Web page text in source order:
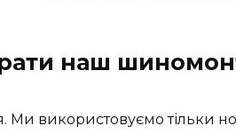
наш
використовуємо тільки